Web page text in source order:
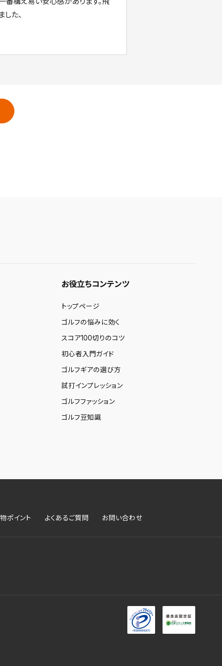
た、
お役立ちコンテンツ
トップページ
ゴルフの悩みに効く
スコア100切りのコツ
初心者入門ガイド
ゴルフギアの選び方
試打インプレッション
ゴルフファッション
ゴルフ豆知識
ポイント よくあるご質問 お問い合わせ